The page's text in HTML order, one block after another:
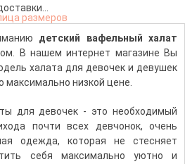
размеров
детский вафельный халат
В нашем интернет магазине Вы
халата для девочек и девушек
максимально низкой цене.
для девочек - это необходимый
почти всех девчонок, очень
одежда, которая не стесняет
себя максимально уютно и